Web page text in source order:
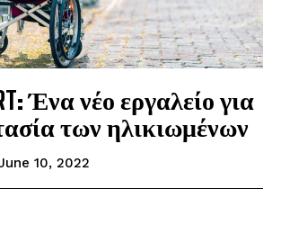
Ένα νέο εργαλείο για
των ηλικιωμένων
10, 2022